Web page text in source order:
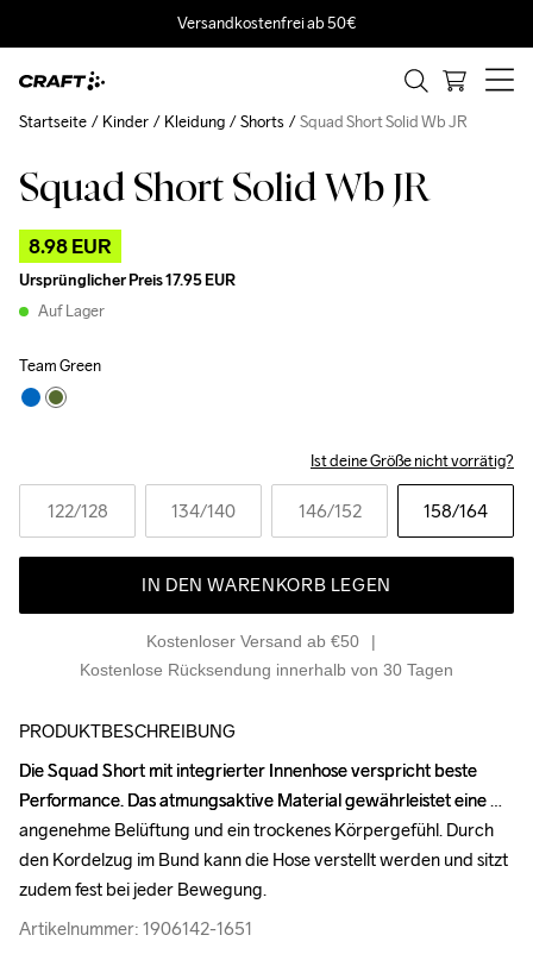
Versandkostenfrei ab 50€
Squad Short Solid Wb JR
8.98 EUR
Ursprünglicher Preis17.95 EUR
Auf Lager
Team Green
Ist deine Größe nicht vorrätig?
122/128 134/140 146/152 158/164
IN DEN WARENKORB LEGEN
Kostenloser Versand ab €50
Kostenlose Rücksendung innerhalb von 30 Tagen
Startseite Kinder Kleidung Shorts Squad Short Solid Wb JR
Outlet
PRODUKTBESCHREIBUNG
Die Squad Short mit integrierter Innenhose verspricht beste
Performance. Das atmungsaktive Material gewährleistet eine
angenehme Belüftung und ein trockenes Körpergefühl. Durch
den Kordelzug im Bund kann die Hose verstellt werden und sitzt
zudem fest bei jeder Bewegung.
Artikelnummer: 1906142-1651
Die Squad Short mit integrierter Innenhose verspricht beste
Performance. Das atmungsaktive Material gewährleistet eine
angenehme Belüftung und ein trockenes Körpergefühl. Durch
den Kordelzug im Bund kann die Hose verstellt werden und sitzt
zudem fest bei jeder Bewegung.
Artikelnummer: 1906142-1651